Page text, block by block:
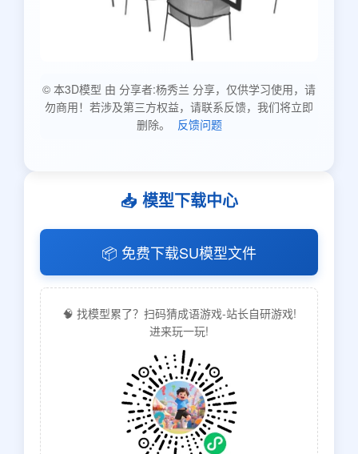
© 本3D模型 由 分享者:杨秀兰 分享，仅供学习使用，请
勿商用！若涉及第三方权益，请联系反馈，我们将立即
删除。
反馈问题
📥 模型下载中心
📦 免费下载SU模型文件
🧠 找模型累了？扫码猜成语游戏-站长自研游戏!
进来玩一玩!